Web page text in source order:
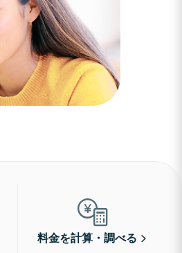
料金を計算・調べる